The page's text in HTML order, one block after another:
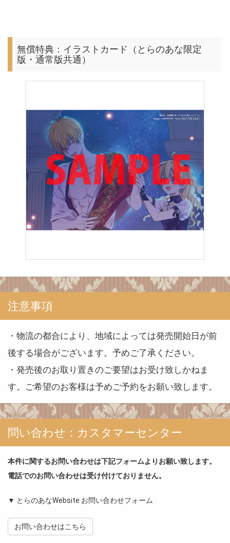
無償特典：イラストカード（とらのあな限定
版・通常版共通）
注意事項
・物流の都合により、地域によっては発売開始日が前
後する場合がございます。予めご了承ください。
・発売後のお取り置きのご要望はお受け致しかねま
す。ご希望のお客様は予めご予約をお願い致します。
問い合わせ：カスタマーセンター
本件に関するお問い合わせは下記フォームよりお願い致します。
電話でのお問い合わせは受け付けておりません。
▼ とらのあなWebsite お問い合わせフォーム
お問い合わせはこちら